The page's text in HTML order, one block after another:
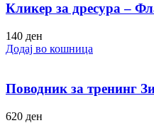
Кликер за дресура –
140 ден
Додај во кошница
Поводник за тренинг
620 ден